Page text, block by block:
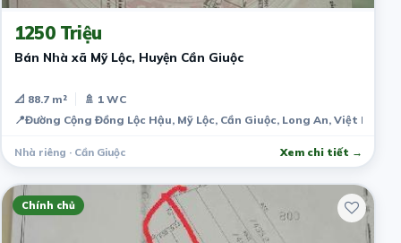
1250 Triệu
Bán Nhà xã Mỹ Lộc, Huyện Cần Giuộc
📐 88.7 m²
🚿 1 WC
📍Đường Cộng Đồng Lộc Hậu, Mỹ Lộc, Cần Giuộc, Long An, Việt Nam
Nhà riêng · Cần Giuộc Xem chi tiết →
Chính chủ